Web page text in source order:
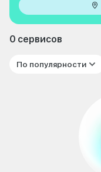
0 сервисов
По популярности